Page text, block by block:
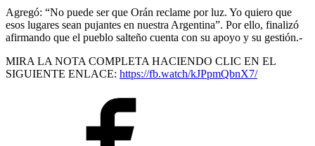
Agregó: “No puede ser que Orán reclame por luz. Yo quiero que
esos lugares sean pujantes en nuestra Argentina”. Por ello, finalizó
afirmando que el pueblo salteño cuenta con su apoyo y su gestión.-
MIRA LA NOTA COMPLETA HACIENDO CLIC EN EL
SIGUIENTE ENLACE: https://fb.watch/kJPpmQbnX7/